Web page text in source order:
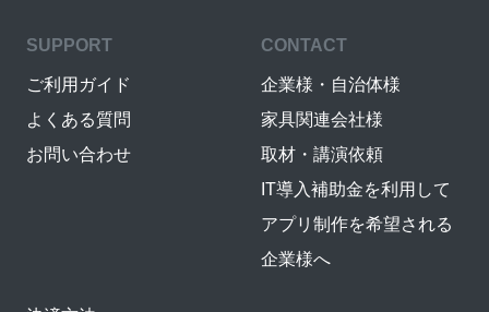
SUPPORT
ご利用ガイド
よくある質問
お問い合わせ
CONTACT
企業様・自治体様
家具関連会社様
取材・講演依頼
IT導入補助金を利用して
アプリ制作を希望される
企業様へ